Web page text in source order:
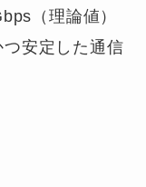
（理論値）
安定した通信